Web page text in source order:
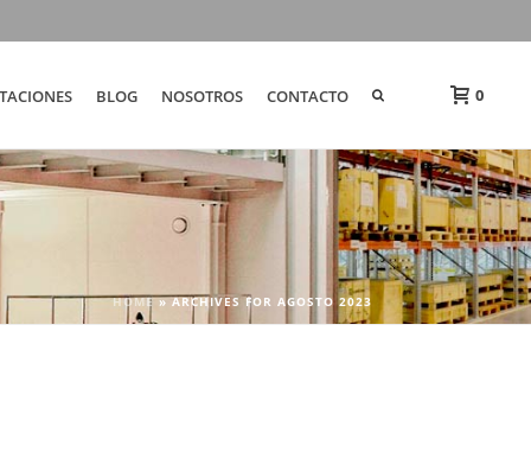
BLOG NOSOTROS CONTACTO 0
HOME»ARCHIVES FOR AGOSTO 2023